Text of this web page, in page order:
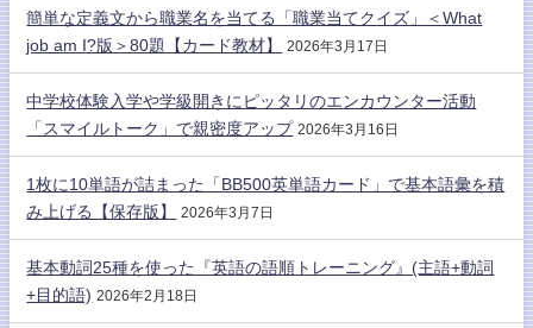
簡単な定義文から職業名を当てる「職業当てクイズ」＜What
job am I?版＞80題【カード教材】
2026年3月17日
中学校体験入学や学級開きにピッタリのエンカウンター活動
「スマイルトーク」で親密度アップ 2026年3月16日
1枚に10単語が詰まった「BB500英単語カード」で基本語彙を積
み上げる【保存版】
2026年3月7日
基本動詞25種を使った『英語の語順トレーニング』(主語+動詞
+目的語) 2026年2月18日